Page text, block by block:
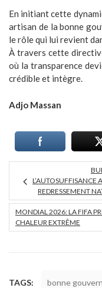
En initiant cette
artisan de la bonne
le rôle qui lui revient
À travers cette
où la transparence
crédible et intègre.
Adjo Massan
L’AUTOSUFFISANCE
REDRESSEMENT
MONDIAL 2026: LA FIFA
CHALEUR EXTRÊME
TAGS: bonne